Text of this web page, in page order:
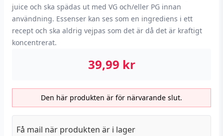
juice och ska spädas ut med VG och/eller PG innan
användning. Essenser kan ses som en ingrediens i ett
recept och ska aldrig vejpas som det är då det är kraftigt
koncentrerat.
39,99 kr
Den här produkten är för närvarande slut.
Få mail när produkten är i lager